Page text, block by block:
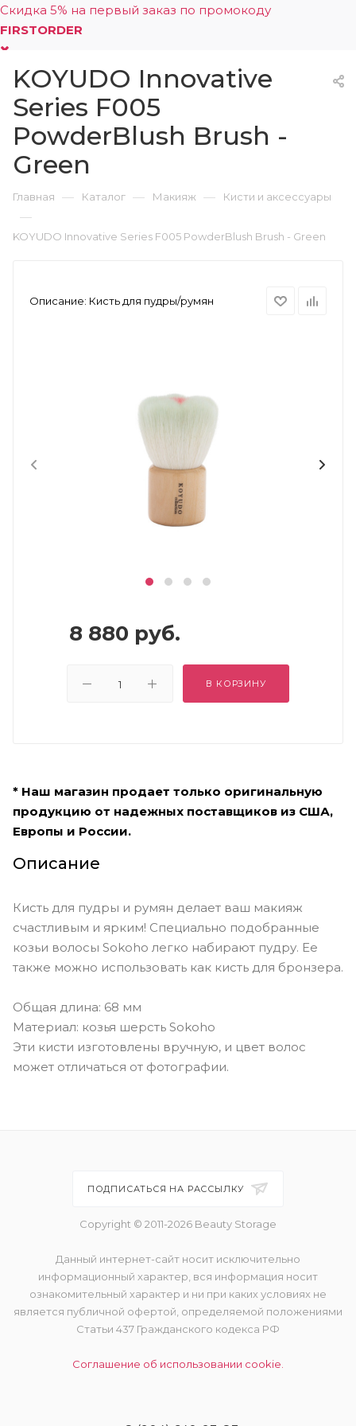
Скидка 5% на первый заказ по промокоду
FIRSTORDER
0
KOYUDO Innovative
Series F005
PowderBlush Brush -
Green
Главная — Каталог — Макияж — Кисти и аксессуары
—
KOYUDO Innovative Series F005 PowderBlush Brush - Green
Описание: Кисть для пудры/румян
8 880 руб.
В КОРЗИНУ
* Наш магазин продает только оригинальную
продукцию от надежных поставщиков из США,
Европы и России.
Описание
Кисть для пудры и румян делает ваш макияж
счастливым и ярким! Специально подобранные
козьи волосы Sokoho легко набирают пудру. Ее
также можно использовать как кисть для бронзера.
Общая длина: 68 мм
Материал: козья шерсть Sokoho
Эти кисти изготовлены вручную, и цвет волос
может отличаться от фотографии.
ПОДПИСАТЬСЯ НА РАССЫЛКУ
Copyright © 2011-2026 Beauty Storage
Данный интернет-сайт носит исключительно
информационный характер, вся информация носит
ознакомительный характер и ни при каких условиях не
является публичной офертой, определяемой положениями
Статьи 437 Гражданского кодекса РФ
Соглашение об использовании cookie.